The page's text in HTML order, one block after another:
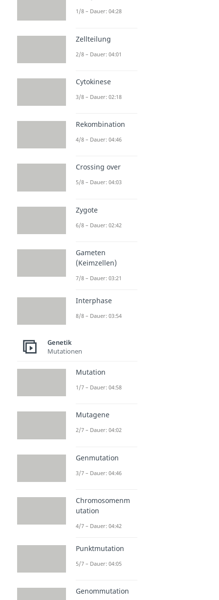
1/8 – Dauer: 04:28
Zellteilung
2/8 – Dauer: 04:01
Cytokinese
3/8 – Dauer: 02:18
Rekombination
4/8 – Dauer: 04:46
Crossing over
5/8 – Dauer: 04:03
Zygote
6/8 – Dauer: 02:42
Gameten
(Keimzellen)
7/8 – Dauer: 03:21
Interphase
8/8 – Dauer: 03:54
Genetik
Mutationen
Mutation
1/7 – Dauer: 04:58
Mutagene
2/7 – Dauer: 04:02
Genmutation
3/7 – Dauer: 04:46
Chromosomenm
utation
4/7 – Dauer: 04:42
Punktmutation
5/7 – Dauer: 04:05
Genommutation